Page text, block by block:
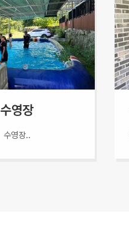
수영장
수영장..